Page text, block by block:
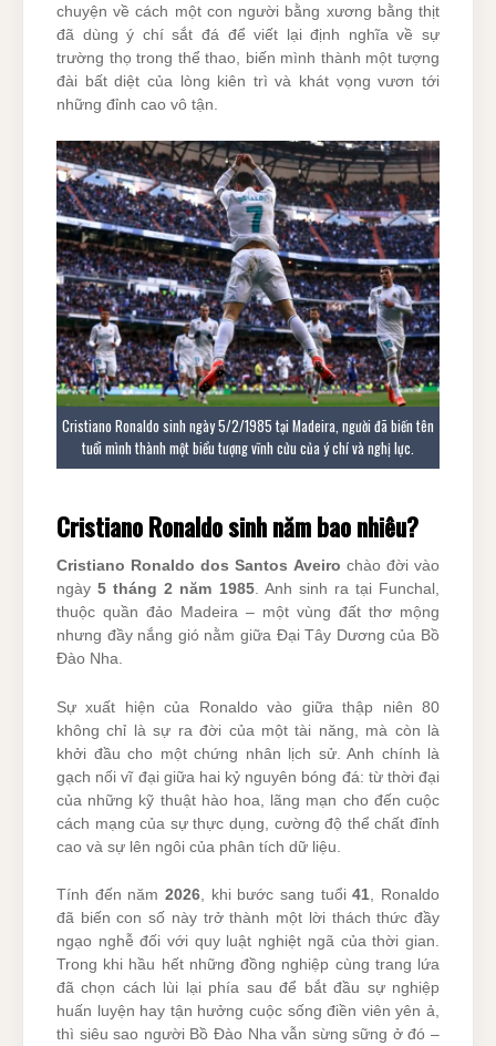
chuyện về cách một con người bằng xương bằng thịt
đã dùng ý chí sắt đá để viết lại định nghĩa về sự
trường thọ trong thể thao, biến mình thành một tượng
đài bất diệt của lòng kiên trì và khát vọng vươn tới
những đỉnh cao vô tận.
Cristiano Ronaldo sinh ngày 5/2/1985 tại Madeira, người đã biến tên
tuổi mình thành một biểu tượng vĩnh cửu của ý chí và nghị lực.
Cristiano Ronaldo sinh năm bao nhiêu?
Cristiano Ronaldo dos Santos Aveiro chào đời vào
ngày5 tháng 2 năm 1985. Anh sinh ra tại Funchal,
thuộc quần đảo Madeira – một vùng đất thơ mộng
nhưng đầy nắng gió nằm giữa Đại Tây Dương của Bồ
Đào Nha.
Sự xuất hiện của Ronaldo vào giữa thập niên 80
không chỉ là sự ra đời của một tài năng, mà còn là
khởi đầu cho một chứng nhân lịch sử. Anh chính là
gạch nối vĩ đại giữa hai kỷ nguyên bóng đá: từ thời đại
của những kỹ thuật hào hoa, lãng mạn cho đến cuộc
cách mạng của sự thực dụng, cường độ thể chất đỉnh
cao và sự lên ngôi của phân tích dữ liệu.
Tính đến năm 2026 , khi bước sang tuổi41 , Ronaldo
đã biến con số này trở thành một lời thách thức đầy
ngạo nghễ đối với quy luật nghiệt ngã của thời gian.
Trong khi hầu hết những đồng nghiệp cùng trang lứa
đã chọn cách lùi lại phía sau để bắt đầu sự nghiệp
huấn luyện hay tận hưởng cuộc sống điền viên yên ả,
thì siêu sao người Bồ Đào Nha vẫn sừng sững ở đó –